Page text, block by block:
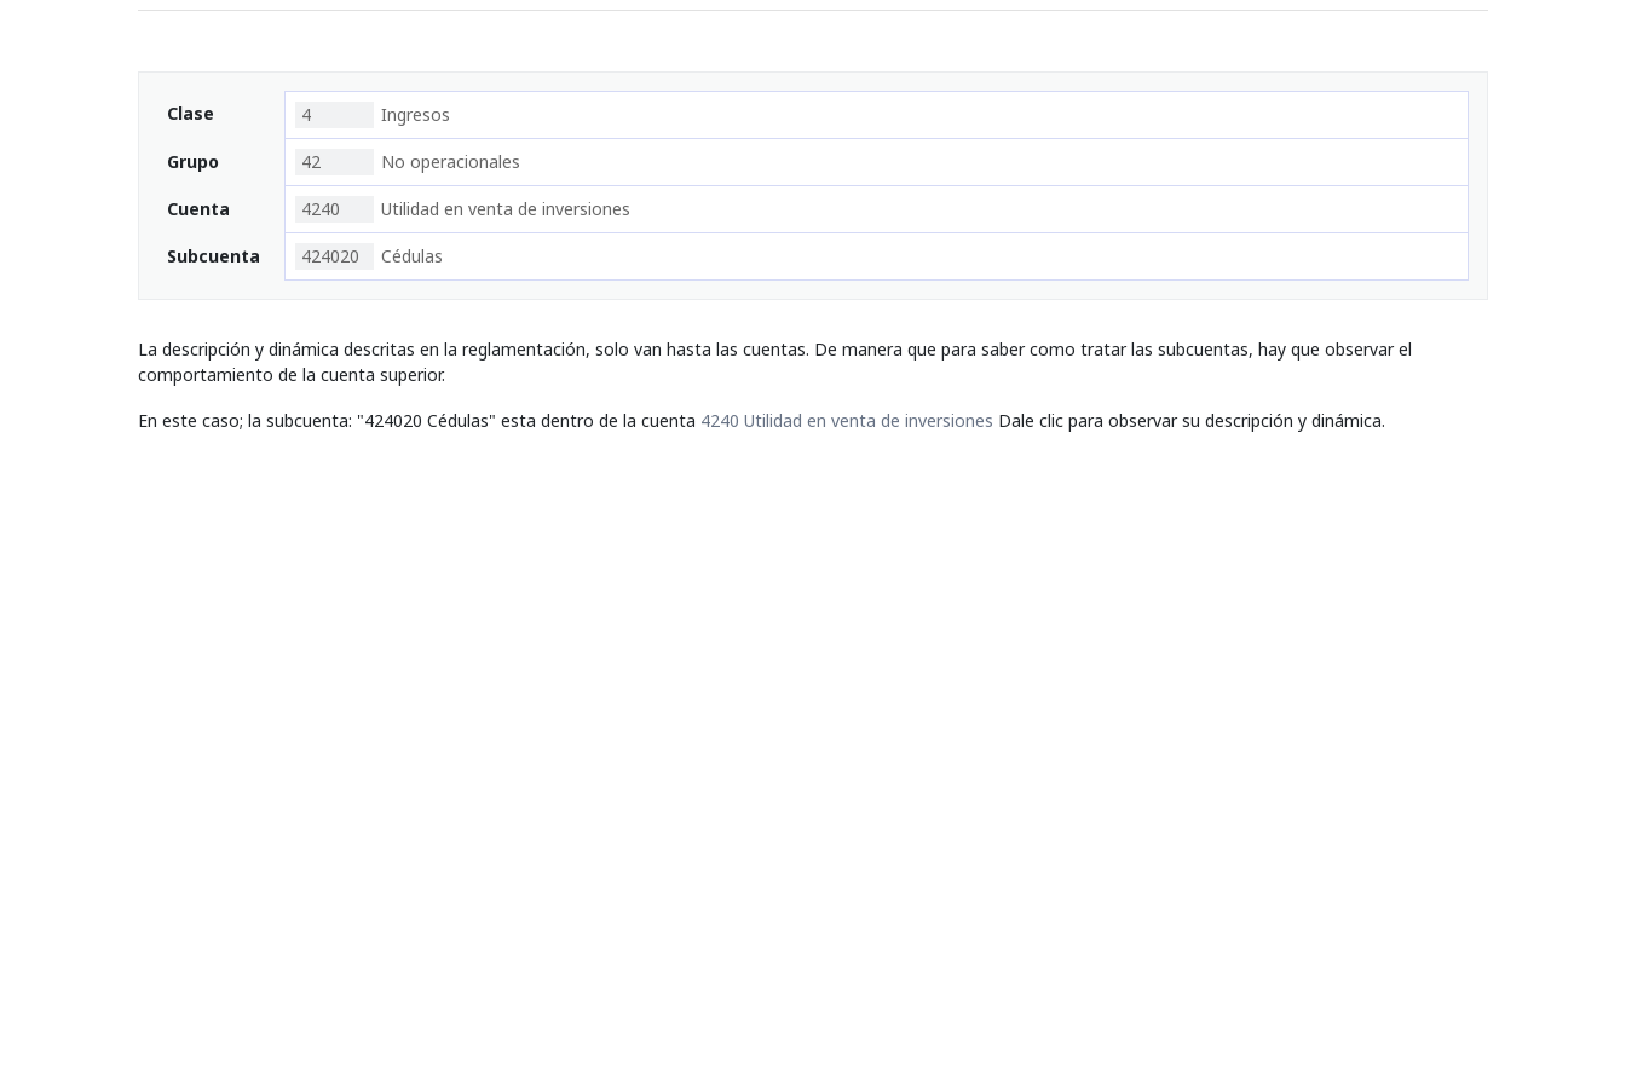
Clase 4 Ingresos
Grupo 42 No operacionales
Cuenta 4240 Utilidad en venta de inversiones
Subcuenta 424020 Cédulas
La descripción y dinámica descritas en la reglamentación, solo van hasta las cuentas. De manera que para saber como tratar las subcuentas, hay que observar el
comportamiento de la cuenta superior.
En este caso; la subcuenta: "424020 Cédulas" esta dentro de la cuenta 4240 Utilidad en venta de inversiones Dale clic para observar su descripción y dinámica.